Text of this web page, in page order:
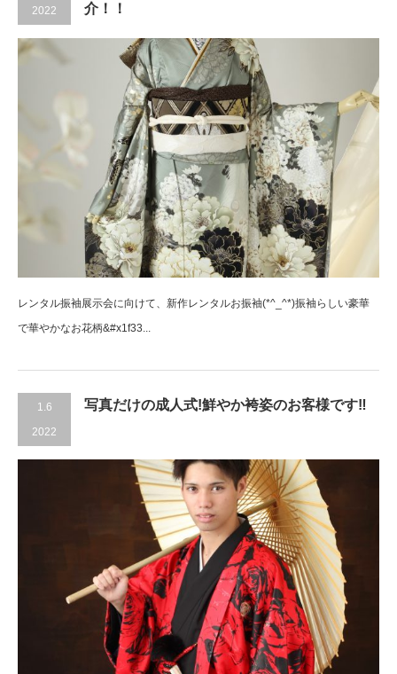
2022
介！！
レンタル振袖展示会に向けて、新作レンタルお振袖(*^_^*)振袖らしい豪華
で華やかなお花柄&#x1f33...
1.6
2022
写真だけの成人式!鮮やか袴姿のお客様です‼